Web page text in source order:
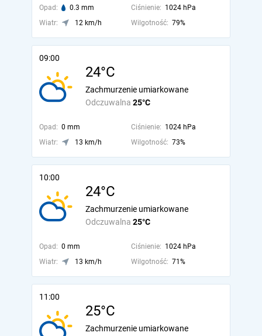
Opad: 0.3 mm Ciśnienie: 1024 hPa
Wiatr:
12 km/h Wilgotność: 79%
09:00
24°C
Odczuwalna 25°C
Zachmurzenie umiarkowane
Opad: 0 mm Ciśnienie: 1024 hPa
Wiatr:
13 km/h Wilgotność: 73%
10:00
24°C
Odczuwalna 25°C
Zachmurzenie umiarkowane
Opad: 0 mm Ciśnienie: 1024 hPa
Wiatr:
13 km/h Wilgotność: 71%
11:00
25°C
Zachmurzenie umiarkowane